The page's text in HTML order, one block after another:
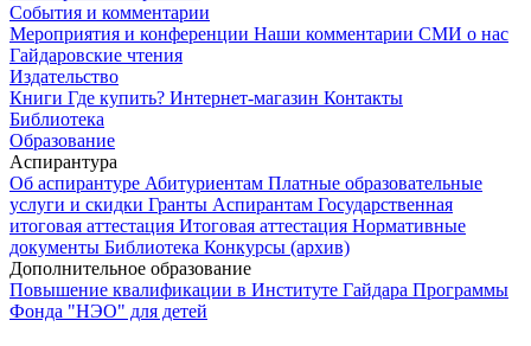
События и комментарии
Мероприятия и конференции Наши комментарии СМИ о нас
Гайдаровские чтения
Издательство
Книги Где купить? Интернет-магазин Контакты
Библиотека
Образование
Аспирантура
Об аспирантуре Абитуриентам Платные образовательные
услуги и скидки Гранты Аспирантам Государственная
итоговая аттестация Итоговая аттестация Нормативные
документы Библиотека Конкурсы (архив)
Дополнительное образование
Повышение квалификации в Институте Гайдара Программы
Фонда "НЭО" для детей